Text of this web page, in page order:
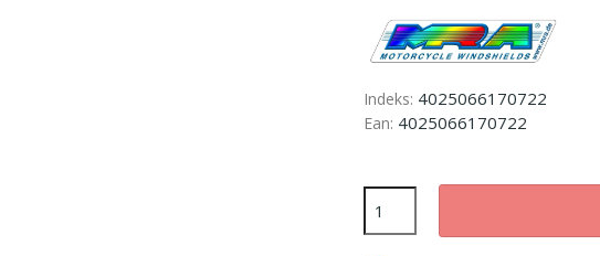
Indeks: 4025066170722
Ean: 4025066170722